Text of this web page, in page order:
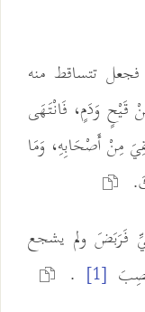
تتساقط منه
قَيْحٍ وَدَمٍ، فَانْتَهَى
مِنْ أَصْحَابِهِ، وَمَا
فَرَبَضَ ولم يشجع
[1]
.